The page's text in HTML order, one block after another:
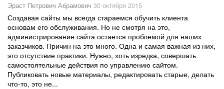
Эраст Петрович Абрамович 30 октября 2015
Создавая сайты мы всегда стараемся обучить клиента
основам его обслуживания. Но не смотря на это,
администрирование сайта остается проблемой для наших
заказчиков. Причин на это много. Одна и самая важная из них,
это отсутствие практики. Нужно, хоть изредка, совершать
самостоятельные действия по управлению сайтом.
Публиковать новые материалы, редактировать старые, делать
что-то, это не...